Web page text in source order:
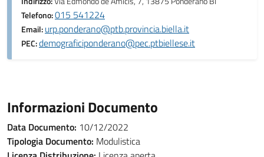
Telefono:015 541224
Email:urp.ponderano@ptb.provincia.biella.it
PEC:demograficiponderano@pec.ptbiellese.it
Informazioni Documento
Data Documento: 10/12/2022
Tipologia Documento: Modulistica